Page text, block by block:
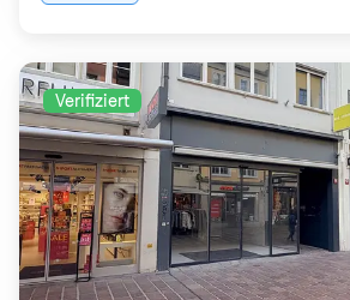
Verifiziert